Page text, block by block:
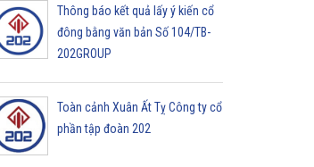
Thông báo kết quả lấy ý kiến cổ
đông bằng văn bản Số 104/TB-
202GROUP
Toàn cảnh Xuân Ất Tỵ Công ty cổ
phần tập đoàn 202